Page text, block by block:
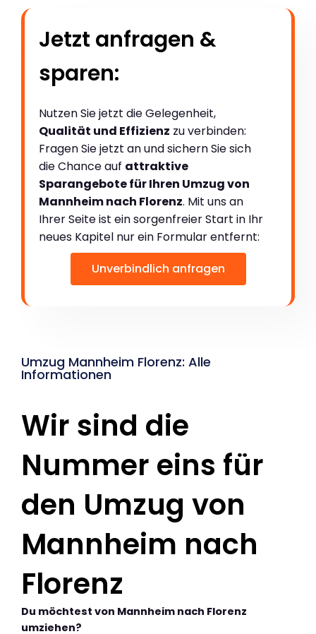
Jetzt anfragen &
sparen:
Nutzen Sie jetzt die Gelegenheit,
Qualität und Effizienz zu verbinden:
Fragen Sie jetzt an und sichern Sie sich
die Chance auf attraktive
Sparangebote für Ihren Umzug von
Mannheim nach Florenz. Mit uns an
Ihrer Seite ist ein sorgenfreier Start in Ihr
neues Kapitel nur ein Formular entfernt:
Unverbindlich anfragen
Umzug Mannheim Florenz: Alle
Informationen
Wir sind die
Nummer eins für
den Umzug von
Mannheim nach
Florenz
Du möchtest von Mannheim nach Florenz
umziehen?